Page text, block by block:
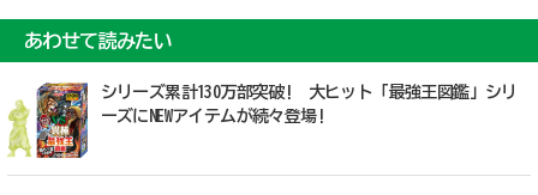
あわせて読みたい
シリーズ累計130万部突破! 大ヒット「最強王図鑑」シリ
ーズにNEWアイテムが続々登場!